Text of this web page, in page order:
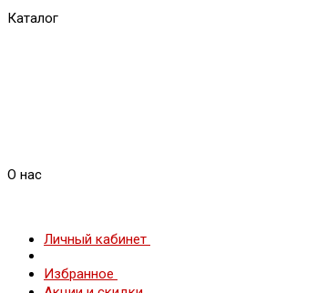
Каталог
О нас
Личный кабинет
Избранное